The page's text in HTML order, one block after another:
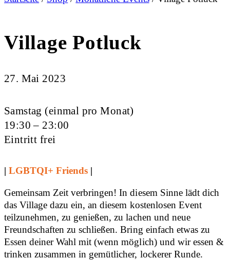
Village Potluck
27. Mai 2023
Samstag (einmal pro Monat)
19:30 – 23:00
Eintritt frei
|LGBTQI+ Friends |
Gemeinsam Zeit verbringen! In diesem Sinne lädt dich
das Village dazu ein, an diesem kostenlosen Event
teilzunehmen, zu genießen, zu lachen und neue
Freundschaften zu schließen. Bring einfach etwas zu
Essen deiner Wahl mit (wenn möglich) und wir essen &
trinken zusammen in gemütlicher, lockerer Runde.